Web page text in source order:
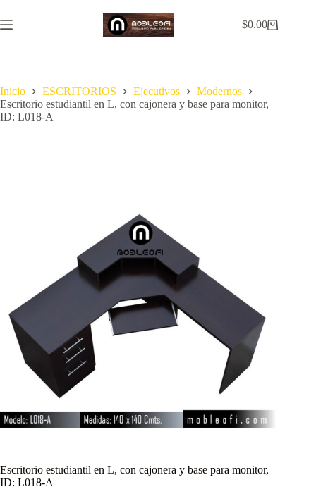
al
contenido
Carro
$0.00
Inicio ESCRITORIOS Ejecutivos
Modernos
Escritorio estudiantil en L, con cajonera y base para monitor,
ID: L018-A
Escritorio estudiantil en L, con cajonera y base para monitor,
ID: L018-A